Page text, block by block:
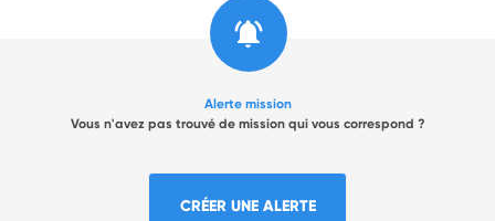
Alerte mission
Vous n'avez pas trouvé de mission qui vous correspond ?
CRÉER UNE ALERTE